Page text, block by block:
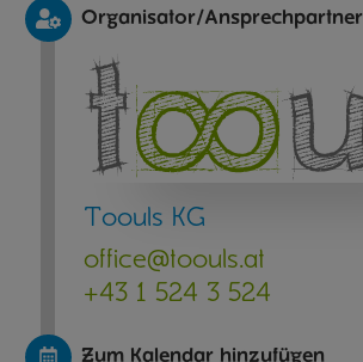
Organisator/Ansprechpartner
Toouls KG
office@toouls.at
+43 1 524 3 524
Zum Kalendar hinzufügen